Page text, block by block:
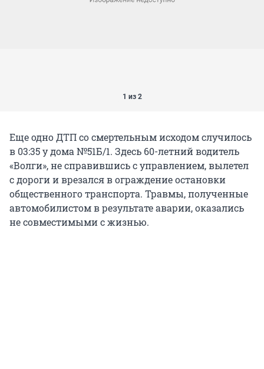
1 из 2
Еще одно ДТП со смертельным исходом случилось
в 03:35 у дома №51Б/1. Здесь 60-летний водитель
«Волги», не справившись с управлением, вылетел
с дороги и врезался в ограждение остановки
общественного транспорта. Травмы, полученные
автомобилистом в результате аварии, оказались
не совместимыми с жизнью.